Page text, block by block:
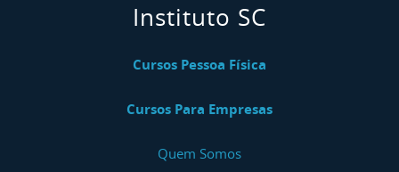
Instituto SC
Cursos Pessoa Física
Cursos Para Empresas
Quem Somos